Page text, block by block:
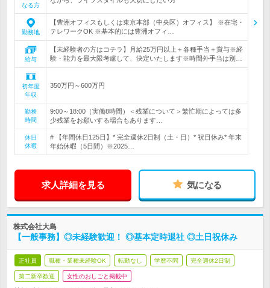
なる方
勤務地
【豊洲オフィスもしくは東京本部（中央区）オフィス】 ※在宅・
テレワークOK ※基本的には豊洲オフィ…
給与
【未経験者の方はコチラ】月給25万円以上＋各種手当＋賞与※経
験・能力を最大限考慮して、決定いたします※時間外手当は別…
初年度
年収
350万円～600万円
勤務
時間
9:00～18:00（実働8時間）＜残業について＞繁忙期によっては多
少残業をお願いする場合もあります…
休日
休暇
# 【年間休日125日】* 完全週休2日制（土・日）* 祝日休み* 年末
年始休暇（5日間）※2025…
求人詳細を見る 気になる
株式会社大島
【一般事務】◎未経験歓迎！ ◎基本定時退社 ◎土日祝休み
正社員 職種・業種未経験OK 転勤なし 学歴不問 完全週休2日制
第二新卒歓迎 女性のおしごと掲載中